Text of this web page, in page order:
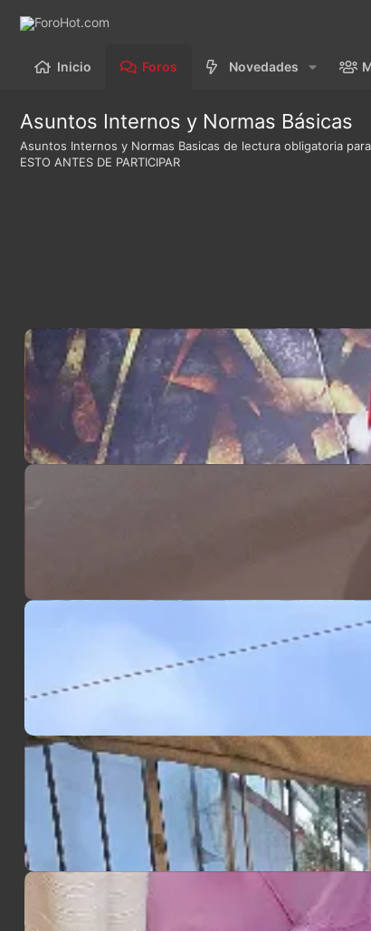
Inicio Foros Novedades
Asuntos Internos y Normas Básicas
Asuntos Internos y Normas Basicas de lectura obligatoria
ESTO ANTES DE PARTICIPAR